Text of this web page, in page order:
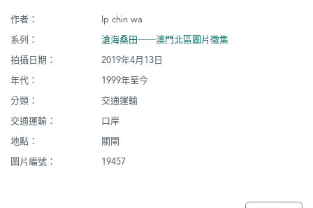
作者：
Ip chin wa
系列：
滄海桑田──澳門北區圖片徵集
拍攝日期：
2019年4月13日
年代：
1999年至今
分類：
交通運輸
交通運輸：
口岸
地點：
關閘
圖片編號：
19457